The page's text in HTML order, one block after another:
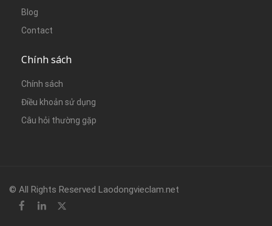
Blog
Contact
Chính sách
Chính sách
Điều khoản sử dụng
Câu hỏi thường gặp
© All Rights Reserved Laodongvieclam.net